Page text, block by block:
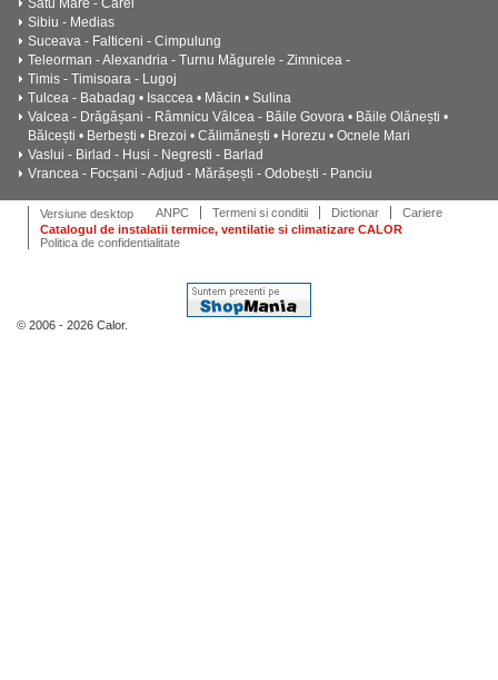
Sibiu - Medias
Suceava - Falticeni - Cimpulung
Teleorman - Alexandria - Turnu Măgurele - Zimnicea -
Timis - Timisoara - Lugoj
Tulcea - Babadag • Isaccea • Măcin • Sulina
Valcea - Drăgășani - Râmnicu Vâlcea - Băile Govora • Băile Olănești •
Bălcești • Berbești • Brezoi • Călimănești • Horezu • Ocnele Mari
Vaslui - Birlad - Husi - Negresti - Barlad
Vrancea - Focșani - Adjud - Mărășești - Odobești - Panciu
Versiune desktop ANPC Termeni si conditii Dictionar
Cariere
Catalogul de instalatii termice, ventilatie si climatizare CALOR
Politica de confidentialitate
© 2006 - 2026 Calor.